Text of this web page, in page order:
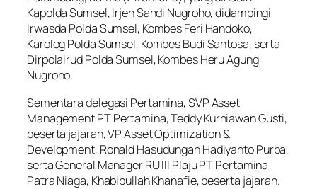
Kapolda Sumsel, Irjen Sandi Nugroho, didampingi
Irwasda Polda Sumsel, Kombes Feri Handoko,
Karolog Polda Sumsel, Kombes Budi Santosa, serta
Dirpolairud Polda Sumsel, Kombes Heru Agung
Nugroho.
Sementara delegasi Pertamina, SVP Asset
Management PT Pertamina, Teddy Kurniawan Gusti,
beserta jajaran, VP Asset Optimization &
Development, Ronald Hasudungan Hadiyanto Purba,
serta General Manager RU III Plaju PT Pertamina
Patra Niaga, Khabibullah Khanafie, beserta jajaran.